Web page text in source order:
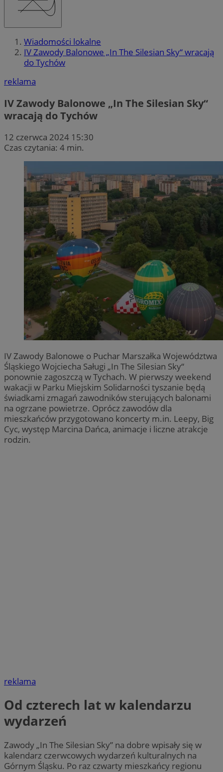
Wiadomości lokalne
IV Zawody Balonowe „In The Silesian Sky“ wracają
do Tychów
reklama
IV Zawody Balonowe „In The Silesian Sky“
wracają do Tychów
12 czerwca 2024 15:30
Czas czytania: 4 min.
IV Zawody Balonowe o Puchar Marszałka Województwa
Śląskiego Wojciecha Saługi „In The Silesian Sky“
ponownie zagoszczą w Tychach. W pierwszy weekend
wakacji w Parku Miejskim Solidarności tyszanie będą
świadkami zmagań zawodników sterujących balonami
na ogrzane powietrze. Oprócz zawodów dla
mieszkańców przygotowano koncerty m.in. Leepy, Big
Cyc, występ Marcina Dańca, animacje i liczne atrakcje
rodzin.
reklama
Od czterech lat w kalendarzu
wydarzeń
Zawody „In The Silesian Sky” na dobre wpisały się w
kalendarz czerwcowych wydarzeń kulturalnych na
Górnym Śląsku. Po raz czwarty mieszkańcy regionu